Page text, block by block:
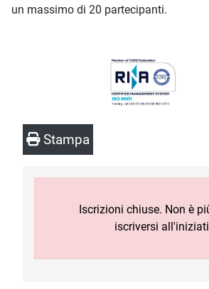
un massimo di 20 partecipanti.
Stampa
Iscrizioni chiuse. Non è
iscriversi